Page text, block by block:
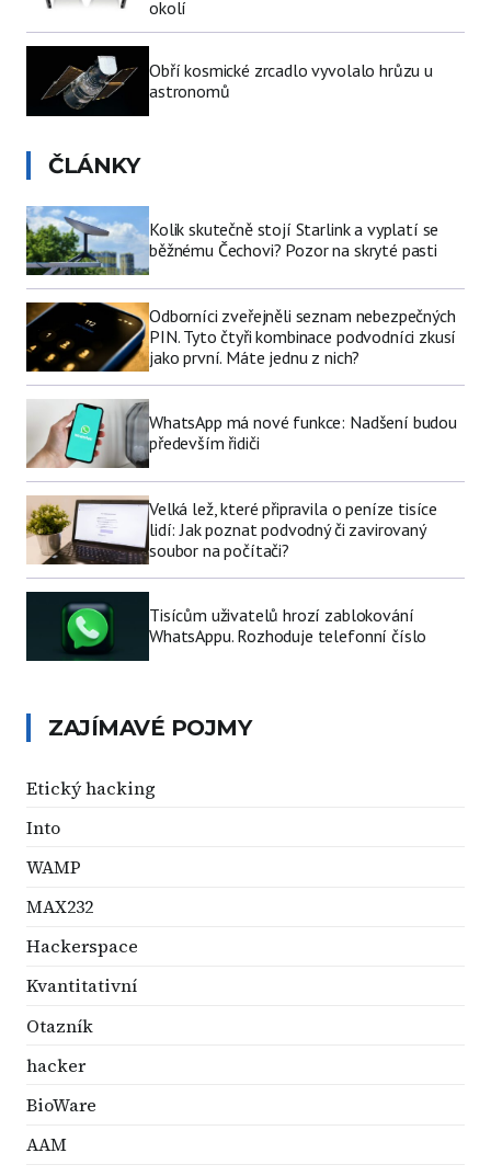
okolí
Obří kosmické zrcadlo vyvolalo hrůzu u
astronomů
ČLÁNKY
Kolik skutečně stojí Starlink a vyplatí se
běžnému Čechovi? Pozor na skryté pasti
Odborníci zveřejněli seznam nebezpečných
PIN. Tyto čtyři kombinace podvodníci zkusí
jako první. Máte jednu z nich?
WhatsApp má nové funkce: Nadšení budou
především řidiči
Velká lež, které připravila o peníze tisíce
lidí: Jak poznat podvodný či zavirovaný
soubor na počítači?
Tisícům uživatelů hrozí zablokování
WhatsAppu. Rozhoduje telefonní číslo
ZAJÍMAVÉ POJMY
Etický hacking
Into
WAMP
MAX232
Hackerspace
Kvantitativní
Otazník
hacker
BioWare
AAM